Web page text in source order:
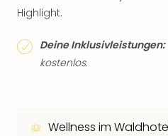
Highlight.​
Deine Inklusivleistungen:
kostenlos.
Wellness im